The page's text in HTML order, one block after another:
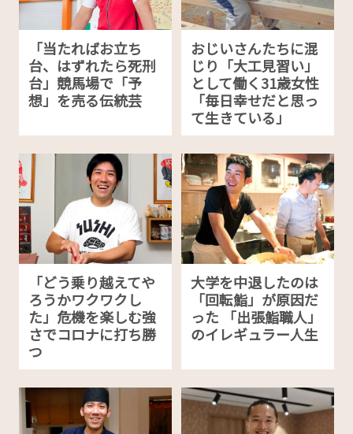
「当たればお立ち
台、はずれたら死刑
台」競馬場で「予
想」を売る伝統芸
おじいさんたちに混
じり「大工見習い」
として働く31歳女性
「毎日幸せだと思っ
て生きている」
「どう乗り越えてや
ろうかワクワクし
た」危機を楽しむ強
さでコロナに打ち勝
つ
大学を中退したのは
「回転鮨」が原因だ
った 「出張鮨職人」
のイレギュラー人生